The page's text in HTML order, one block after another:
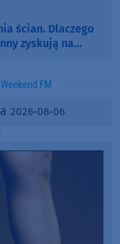
ścian. Dlaczego
zyskują na
FM
2026-08-06